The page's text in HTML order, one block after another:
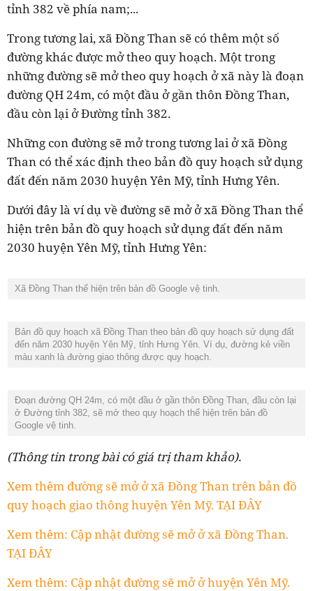
tỉnh 382 về phía nam;...
Trong tương lai, xã Đồng Than sẽ có thêm một số
đường khác được mở theo quy hoạch. Một trong
những đường sẽ mở theo quy hoạch ở xã này là đoạn
đường QH 24m, có một đầu ở gần thôn Đồng Than,
đầu còn lại ở Đường tỉnh 382.
Những con đường sẽ mở trong tương lai ở xã Đồng
Than có thể xác định theo bản đồ quy hoạch sử dụng
đất đến năm 2030 huyện Yên Mỹ, tỉnh Hưng Yên.
Dưới đây là ví dụ về đường sẽ mở ở xã Đồng Than thể
hiện trên bản đồ quy hoạch sử dụng đất đến năm
2030 huyện Yên Mỹ, tỉnh Hưng Yên:
Xã Đồng Than thể hiện trên bản đồ Google vệ tinh.
Bản đồ quy hoạch xã Đồng Than theo bản đồ quy hoạch sử dụng đất
đến năm 2030 huyện Yên Mỹ, tỉnh Hưng Yên. Ví dụ, đường kẻ viền
màu xanh là đường giao thông được quy hoạch.
Đoạn đường QH 24m, có một đầu ở gần thôn Đồng Than, đầu còn lại
ở Đường tỉnh 382, sẽ mở theo quy hoạch thể hiện trên bản đồ
Google vệ tinh.
(Thông tin trong bài có giá trị tham khảo).
Xem thêm đường sẽ mở ở xã Đồng Than trên bản đồ
quy hoạch giao thông huyện Yên Mỹ. TẠI ĐÂY
Xem thêm: Cập nhật đường sẽ mở ở xã Đồng Than.
TẠI ĐÂY
Xem thêm: Cập nhật đường sẽ mở ở huyện Yên Mỹ.